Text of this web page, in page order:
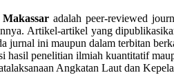
adalah peer-reviewed
Artikel-artikel yang
jurnal ini maupun dalam terbitan
hasil penelitian ilmiah kuantitatif
Angkatan Laut dan